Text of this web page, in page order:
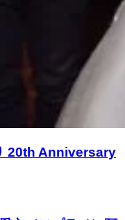
20th Anniversary